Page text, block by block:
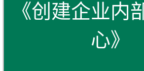
《创建企业内
心》